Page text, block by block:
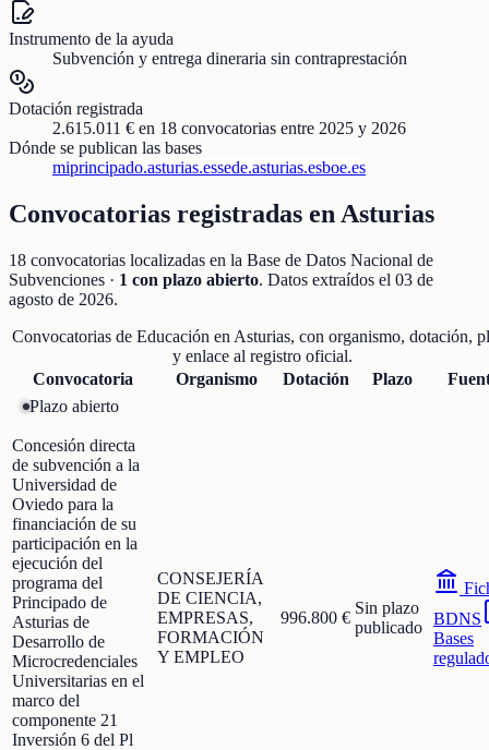
Instrumento de la ayuda
Subvención y entrega dineraria sin contraprestación
Dotación registrada
2.615.011 € en 18 convocatorias entre 2025 y 2026
Dónde se publican las bases
miprincipado.asturias.essede.asturias.esboe.es
Convocatorias registradas enAsturias
18 convocatorias localizadas en la Base de Datos Nacional de
Subvenciones · 1 con plazo abierto. Datos extraídos el 03 de
agosto de 2026.
Convocatorias de Educación en Asturias, con organismo, dotación,
y enlace al registro oficial.
Convocatoria
Organismo Dotación Plazo
Plazo abierto
Concesión directa
de subvención a la
Universidad de
Oviedo para la
financiación de su
participación en la
ejecución del
programa del
Principado de
Asturias de
Desarrollo de
Microcredenciales
Universitarias en el
marco del
componente 21
Inversión 6 del Pl
CONSEJERÍA
DE CIENCIA,
EMPRESAS,
FORMACIÓN
Y EMPLEO
996.800 €
Sin plazo
publicado BDNS
Bases